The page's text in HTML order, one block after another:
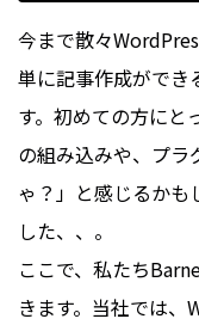
今まで散々
単に記事作成ができ
す。初めての方にと
の組み込みや、プラ
ゃ？」と感じるかも
した、、。
ここで、私たち
きます。当社では、